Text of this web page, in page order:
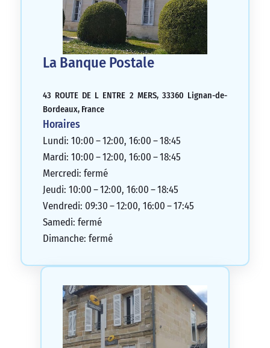
La Banque Postale
43 ROUTE DE L ENTRE 2 MERS, 33360 Lignan-de-
Bordeaux, France
Horaires
Lundi: 10:00 – 12:00, 16:00 – 18:45
Mardi: 10:00 – 12:00, 16:00 – 18:45
Mercredi: fermé
Jeudi: 10:00 – 12:00, 16:00 – 18:45
Vendredi: 09:30 – 12:00, 16:00 – 17:45
Samedi: fermé
Dimanche: fermé